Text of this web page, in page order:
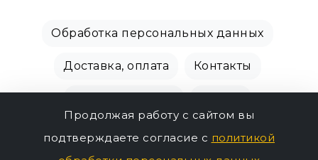
1589р.
Обработка персональных данных
Доставка, оплата Контакты
Продолжая работу с сайтом вы
подтверждаете согласие с политикой